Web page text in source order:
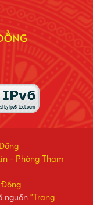
- Phòng Tham
nguồn "Trang